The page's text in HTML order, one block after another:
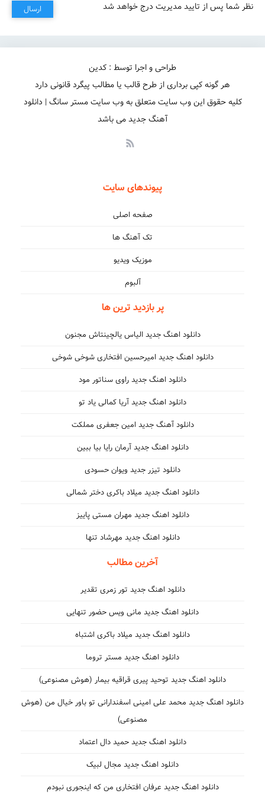
نظر شما پس از تایید مدیریت درج خواهد شد ارسال
طراحی و اجرا توسط : کدین
هر گونه کپی برداری از طرح قالب یا مطالب پیگرد قانونی دارد
کلیه حقوق این وب سایت متعلق به وب سایت مستر سانگ | دانلود
آهنگ جدید می باشد
پیوندهای سایت
صفحه اصلی
تک آهنگ ها
موزیک ویدیو
آلبوم
پر بازدید ترین ها
دانلود اهنگ جدید الیاس یالچینتاش مجنون
دانلود اهنگ جدید امیرحسین افتخاری شوخی شوخی
دانلود اهنگ جدید راوی سناتور مود
دانلود اهنگ جدید آریا کمالی یاد تو
دانلود آهنگ جدید امین جعفری مملکت
دانلود اهنگ جدید آرمان رایا بیا ببین
دانلود تیزر جدید ویوان حسودی
دانلود اهنگ جدید میلاد باکری دختر شمالی
دانلود اهنگ جدید مهران مستی پاییز
دانلود اهنگ جدید مهرشاد تنها
آخرین مطالب
دانلود اهنگ جدید تور زمری تقدیر
دانلود اهنگ جدید مانی ویس حضور تنهایی
دانلود اهنگ جدید میلاد باکری اشتباه
دانلود اهنگ جدید مستر تروما
دانلود اهنگ جدید توحید پیری قراقیه بیمار (هوش مصنوعی)
دانلود اهنگ جدید محمد علی امینی اسفندارانی تو باور خیال من (هوش
مصنوعی)
دانلود اهنگ جدید حمید دال اعتماد
دانلود اهنگ جدید مجال لبیک
دانلود اهنگ جدید عرفان افتخاری من که اینجوری نبودم